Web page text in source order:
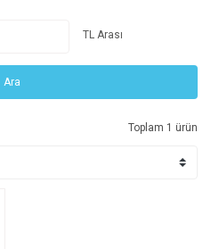
TL Arası
Ara
Toplam 1 ürün